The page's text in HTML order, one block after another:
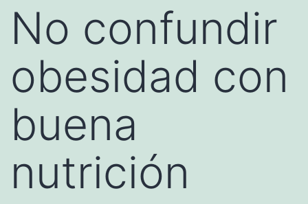
No confundir
obesidad con
buena
nutrición